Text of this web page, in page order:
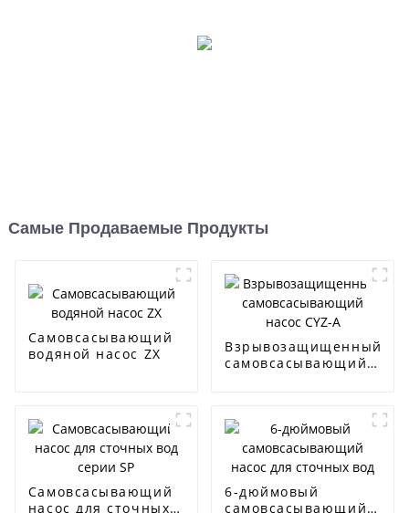
Самые Продаваемые Продукты
Самовсасывающий
водяной насос ZX
Взрывозащищенный
самовсасывающий
Самовсасывающий
насос для сточных
6-дюймовый
самовсасывающий